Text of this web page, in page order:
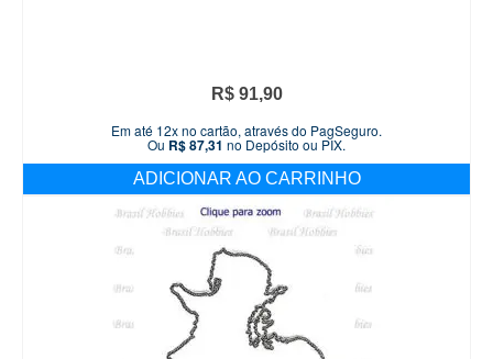
R$91,90
Em até 12x no cartão, através do PagSeguro.
Ou R$87,31 no Depósito ou PIX.
ADICIONAR AO CARRINHO